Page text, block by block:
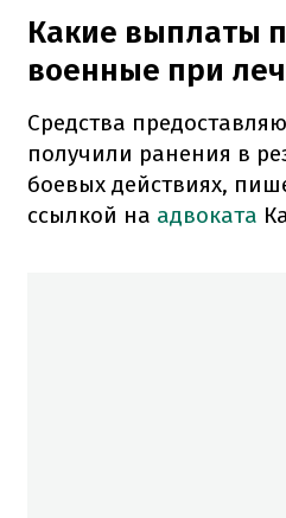
Какие выплаты
военные при
Средства
получили ранения в
боевых действиях,
ссылкой на адвоката